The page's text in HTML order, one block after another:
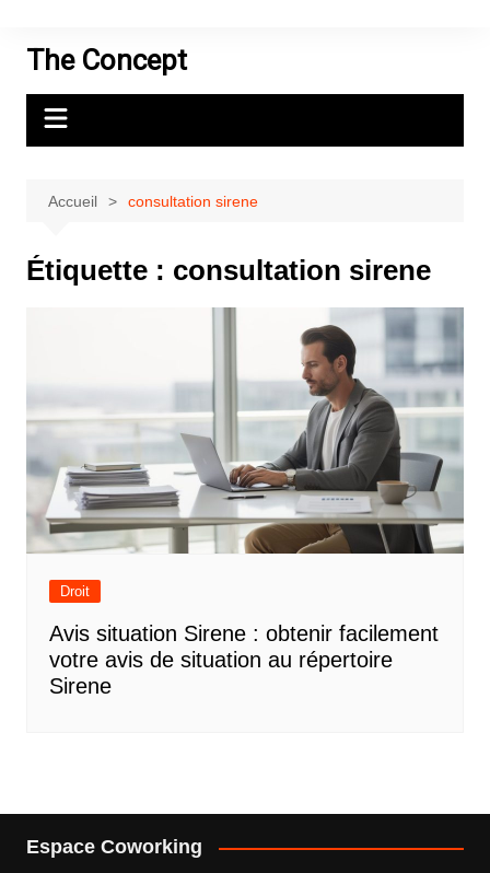
contenuThe Concept
Accueil consultation sirene
Étiquette : consultation sirene
Droit
Avis situation Sirene : obtenir facilement
votre avis de situation au répertoire
Sirene
Espace Coworking